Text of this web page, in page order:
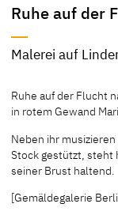
Ruhe auf der
Malerei auf
Malerei auf
[Klein, Bericht 2013]
[Gemäldegalerie,
Ruhe auf der Flucht
in rotem Gewand
Neben ihr
Stock gestützt, steht
seiner Brust haltend.
[Gemäldegalerie